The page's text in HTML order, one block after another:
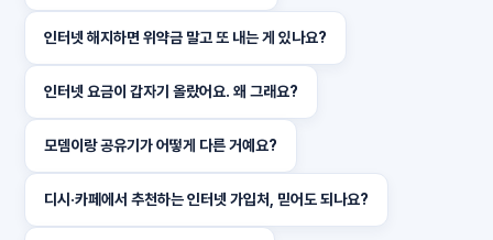
인터넷 해지하면 위약금 말고 또 내는 게 있나요?
인터넷 요금이 갑자기 올랐어요. 왜 그래요?
모뎀이랑 공유기가 어떻게 다른 거예요?
디시·카페에서 추천하는 인터넷 가입처, 믿어도 되나요?